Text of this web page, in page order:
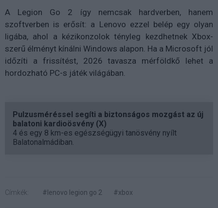
A Legion Go 2 így nemcsak hardverben, hanem
szoftverben is erősít: a Lenovo ezzel belép egy olyan
ligába, ahol a kézikonzolok tényleg kezdhetnek Xbox-
szerű élményt kínálni Windows alapon. Ha a Microsoft jól
időzíti a frissítést, 2026 tavasza mérföldkő lehet a
hordozható PC-s játék világában.
Pulzusméréssel segíti a biztonságos mozgást az új
balatoni kardioösvény (X)
4 és egy 8 km-es egészségügyi tanösvény nyílt
Balatonalmádiban.
Címkék: #lenovo legion go 2 #xbox